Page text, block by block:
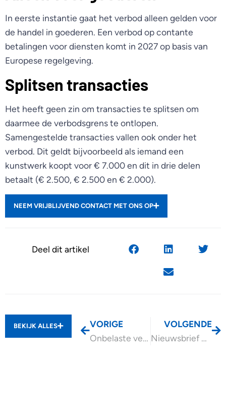
In eerste instantie gaat het verbod alleen gelden voor
de handel in goederen. Een verbod op contante
betalingen voor diensten komt in 2027 op basis van
Europese regelgeving.
Splitsen transacties
Het heeft geen zin om transacties te splitsen om
daarmee de verbodsgrens te ontlopen.
Samengestelde transacties vallen ook onder het
verbod. Dit geldt bijvoorbeeld als iemand een
kunstwerk koopt voor € 7.000 en dit in drie delen
betaalt (€ 2.500, € 2.500 en € 2.000).
NEEM VRIJBLIJVEND CONTACT MET ONS OP
Deel dit artikel
BEKIJK ALLES
VORIGE
Onbelaste vergoeding internetabonnement mogelijk?
VOLGENDE
Nieuwsbrief november 2025